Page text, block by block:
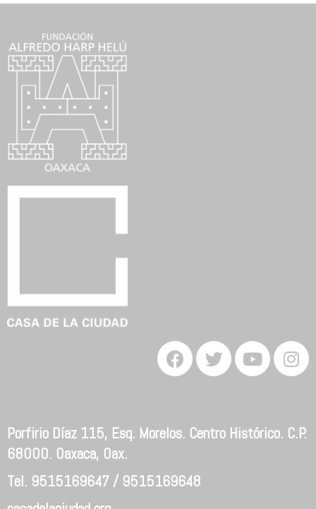
Porfirio Díaz 115, Esq. Morelos. Centro Histórico. C.P.
68000. Oaxaca, Oax.
Tel. 9515169647 / 9515169648